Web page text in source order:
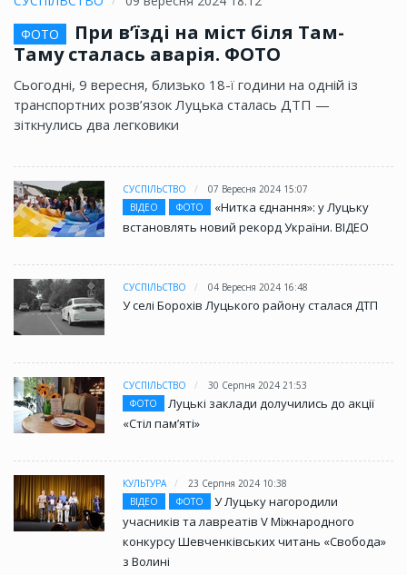
ФОТО
При в’їзді на міст біля Там-
Таму сталась аварія. ФОТО
Сьогодні, 9 вересня, близько 18-ї години на одній із
транспортних розв’язок Луцька сталась ДТП —
зіткнулись два легковики
СУСПІЛЬСТВО
07 Вересня 2024 15:07
ВІДЕО
ФОТО
«Нитка єднання»: у Луцьку
встановлять новий рекорд України. ВІДЕО
СУСПІЛЬСТВО 04 Вересня 2024 16:48
У селі Борохів Луцького району сталася ДТП
СУСПІЛЬСТВО
30 Серпня 2024 21:53
ФОТО
Луцькі заклади долучились до акції
«Стіл памʼяті»
КУЛЬТУРА
23 Серпня 2024 10:38
ВІДЕО
ФОТО
У Луцьку нагородили
учасників та лавреатів V Міжнародного
конкурсу Шевченківських читань «Свобода»
з Волині